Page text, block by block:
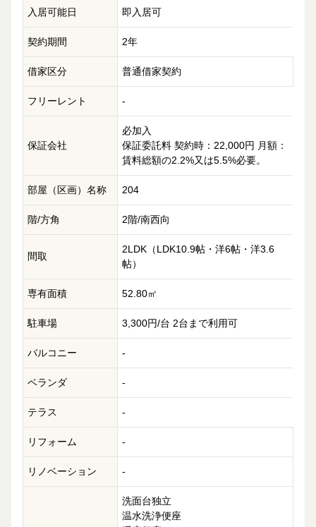
入居可能日 即入居可
契約期間 2年
借家区分 普通借家契約
フリーレント -
保証会社
必加入
保証委託料 契約時：22,000円 月額：
賃料総額の2.2%又は5.5%必要。
部屋（区画）名称 204
階/方角 2階/南西向
間取
2LDK（LDK10.9帖・洋6帖・洋3.6
帖）
専有面積 52.80㎡
駐車場 3,300円/台 2台まで利用可
バルコニー -
ベランダ -
テラス -
リフォーム -
リノベーション -
洗面台独立
温水洗浄便座